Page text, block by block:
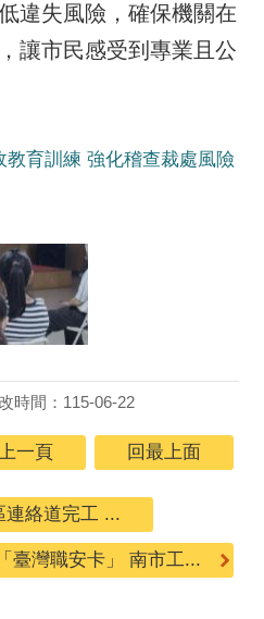
違失風險，確保機關在
讓市民感受到專業且公
教育訓練 強化稽查裁處風險
時間：115-06-22
一頁 回最上面
連絡道完工 ...
臺灣職安卡」 南市工...